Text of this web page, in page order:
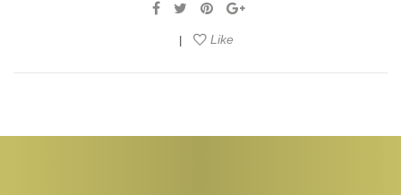
Like